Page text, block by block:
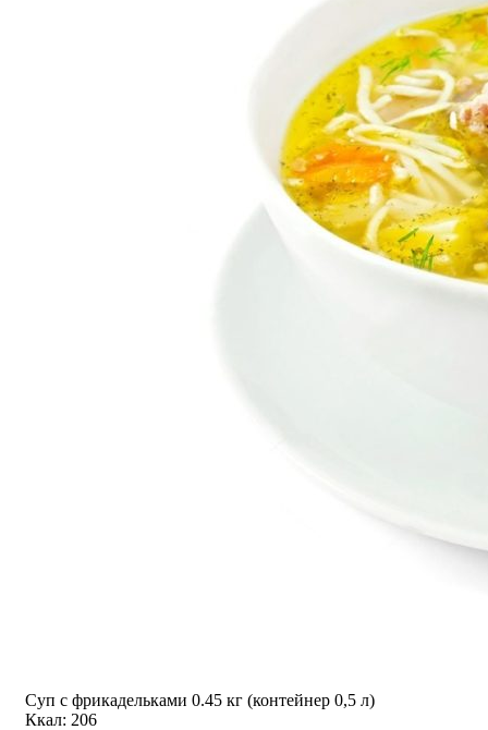
Суп с фрикадельками 0.45 кг (контейнер 0,5 л)
Ккал: 206